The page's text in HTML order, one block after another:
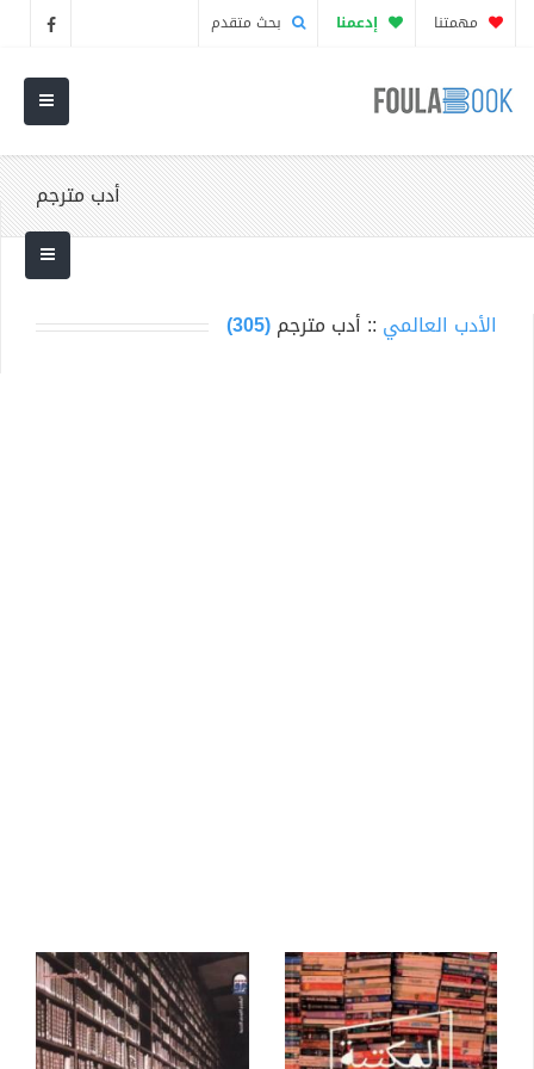
مهمتنا إدعمنا بحث متقدم
أدب مترجم
الأدب العالمي :: أدب مترجم(305)